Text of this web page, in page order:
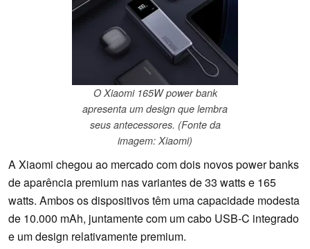
O Xiaomi 165W power bank
apresenta um design que lembra
seus antecessores. (Fonte da
imagem: Xiaomi)
A Xiaomi chegou ao mercado com dois novos power banks
de aparência premium nas variantes de 33 watts e 165
watts. Ambos os dispositivos têm uma capacidade modesta
de 10.000 mAh, juntamente com um cabo USB-C integrado
e um design relativamente premium.